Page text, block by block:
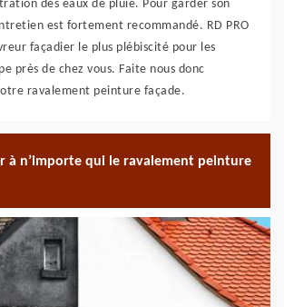
des eaux de pluie. Pour garder son
est fortement recommandé. RD PRO
façadier le plus plébiscité pour les
près de chez vous. Faite nous donc
ravalement peinture façade.
à n’importe qui le ravalement peinture